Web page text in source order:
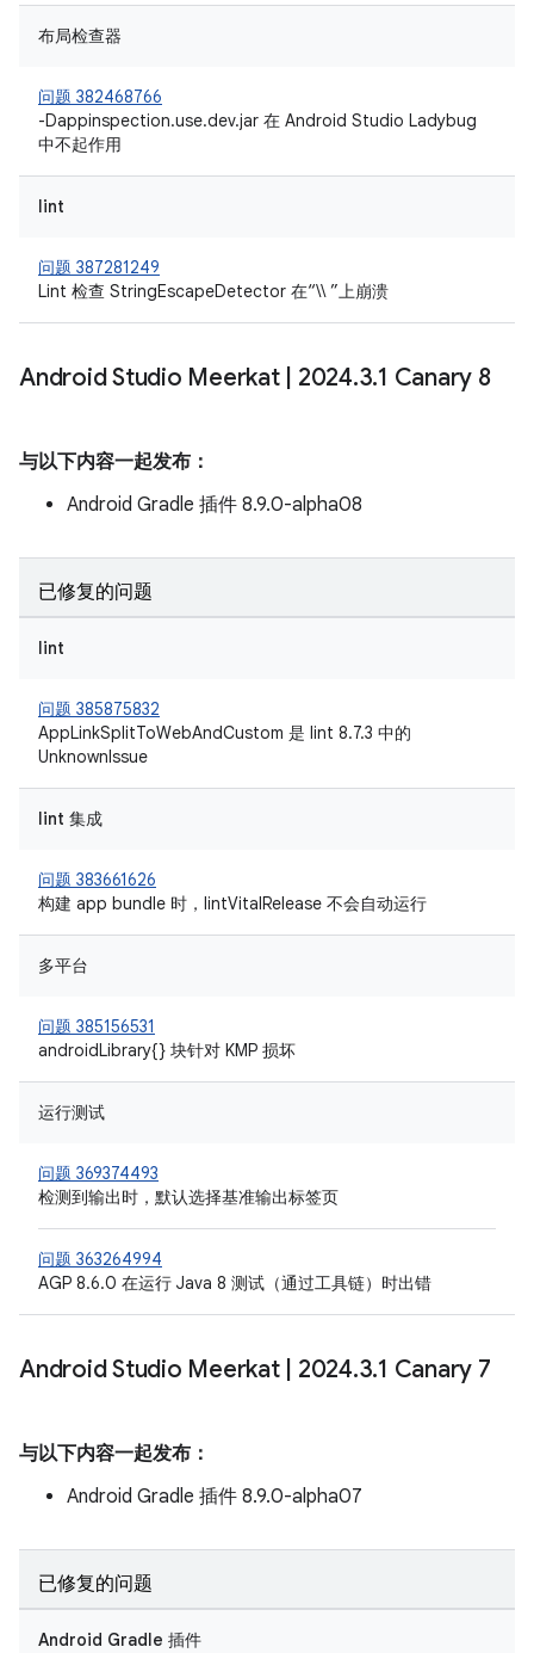
布局检查器
问题 382468766
-Dappinspection.use.dev.jar 在 Android Studio Ladybug
中不起作用
lint
问题 387281249
Lint 检查 StringEscapeDetector 在“\\ ”上崩溃
Android Studio Meerkat 2024.3.1 Canary 8
与以下内容一起发布：
Android Gradle 插件 8.9.0-alpha08
已修复的问题
lint
问题 385875832
AppLinkSplitToWebAndCustom 是 lint 8.7.3 中的
UnknownIssue
lint 集成
问题 383661626
构建 app bundle 时，lintVitalRelease 不会自动运行
多平台
问题 385156531
androidLibrary{} 块针对 KMP 损坏
运行测试
问题 369374493
检测到输出时，默认选择基准输出标签页
问题 363264994
AGP 8.6.0 在运行 Java 8 测试（通过工具链）时出错
Android Studio Meerkat 2024.3.1 Canary 7
与以下内容一起发布：
Android Gradle 插件 8.9.0-alpha07
已修复的问题
Android Gradle 插件